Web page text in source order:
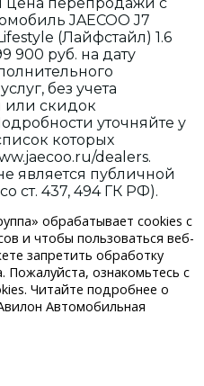
JAECOO J7
(Лайфстайл) 1.6
900 руб. на дату
без учета
скидок
уточняйте у
которых
dealers.
является публичной
ст. 437, 494 ГК РФ).
обрабатывает cookies с
и чтобы пользоваться веб-
запретить обработку
Пожалуйста, ознакомьтесь с
Читайте подробнее о
Автомобильная